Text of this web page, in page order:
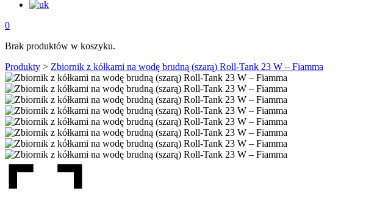
0
Brak produktów w koszyku.
Produkty > Zbiornik z kółkami na wodę brudną (szarą) Roll-Tank 23 W – Fiamma